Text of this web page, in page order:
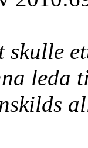
leda